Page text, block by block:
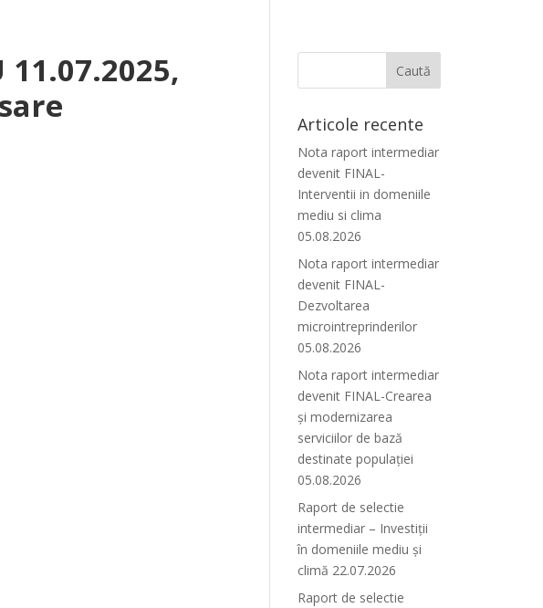
Articole recente
Nota raport intermediar
devenit FINAL-
Interventii in domeniile
mediu si clima
05.08.2026
Nota raport intermediar
devenit FINAL-
Dezvoltarea
microintreprinderilor
05.08.2026
Nota raport intermediar
devenit FINAL-Crearea
și modernizarea
serviciilor de bază
destinate populației
05.08.2026
Raport de selectie
intermediar – Investiții
în domeniile mediu și
climă 22.07.2026
Raport de selectie